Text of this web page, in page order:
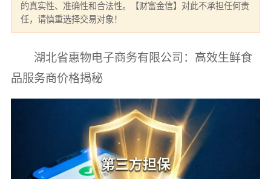
的真实性、准确性和合法性。【财富金信】对此不承担任何责
任，请慎重选择交易对象！
湖北省惠物电子商务有限公司：高效生鲜食
品服务商价格揭秘